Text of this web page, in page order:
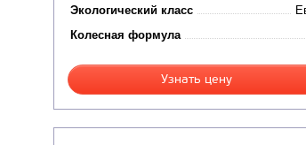
Экологический класс
Колесная формула
Узнать цену